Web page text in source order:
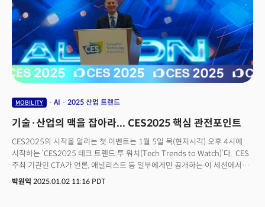
자율주행, SDV와 함께 생성형AI가 새롭게 떠오르고 있으며, 다양한 모빌리티
기기로의 기술 확산도 계속되고 있다.
MOBILITY AI 2025 산업 트렌드
기술·산업의 맥을 잡아라... CES2025 핵심 관전포인트
CES2025의 시작을 알리는 첫 이벤트는 1월 5일 목(현지시각) 오후 4시에
시작하는 ‘CES2025 테크 트렌드 투 워치(Tech Trends to Watch)’다. CES
주최 기관인 CTA가 언론, 애널리스트 등 일부에게만 공개하는 이 세션에서는
CES2025를 관통하는 기술 트렌트를 확인할 수 있다. CTA가 진행하는 미디어
박원익 2025.01.02 11:16 PDT